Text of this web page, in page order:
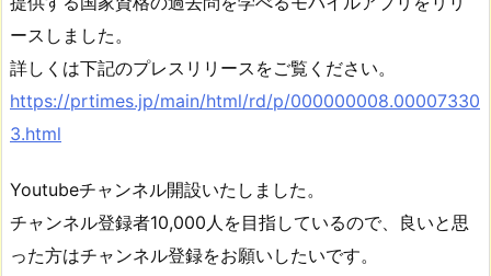
ースしました。
詳しくは下記のプレスリリースをご覧ください。
https://prtimes.jp/main/html/rd/p/000000008.00007330
3.html
Youtubeチャンネル開設いたしました。
チャンネル登録者10,000人を目指しているので、良いと思
った方はチャンネル登録をお願いしたいです。